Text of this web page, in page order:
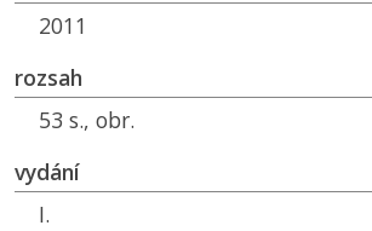
2011
rozsah
53 s., obr.
vydání
I.